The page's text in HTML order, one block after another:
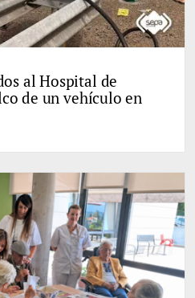
al Hospital de
de un vehículo en